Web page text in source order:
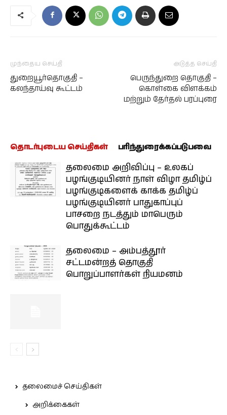
முந்தைய செய்தி
துறையூர்தொகுதி –
கலந்தாய்வு கூட்டம்
அடுத்த செய்தி
பெருந்துறை தொகுதி –
கொள்கை விளக்கம்
மற்றும் தேர்தல் பரப்புரை
தொடர்புடைய செய்திகள் பரிந்துரைக்கப்படுபவை
தலைமை அறிவிப்பு – உலகப்
பழங்குடியினர் நாள் விழா தமிழ்ப்
பழங்குடிகளைக் காக்க தமிழ்ப்
பழங்குடியினர் பாதுகாப்புப்
பாசறை நடத்தும் மாபெரும்
பொதுக்கூட்டம்
தலைமை – அம்பத்தூர்
சட்டமன்றத் தொகுதி
பொறுப்பாளர்கள் நியமனம்
தலைமைச் செய்திகள்
அறிக்கைகள்